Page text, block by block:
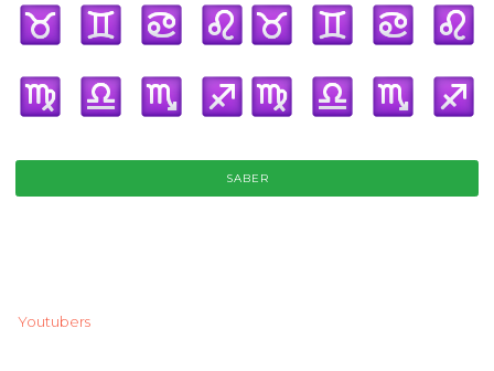
SABER
Youtubers